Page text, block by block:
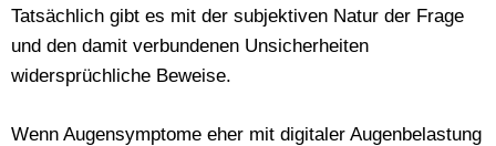
Tatsächlich gibt es mit der subjektiven Natur der Frage
und den damit verbundenen Unsicherheiten
widersprüchliche Beweise.
Wenn Augensymptome eher mit digitaler Augenbelastung